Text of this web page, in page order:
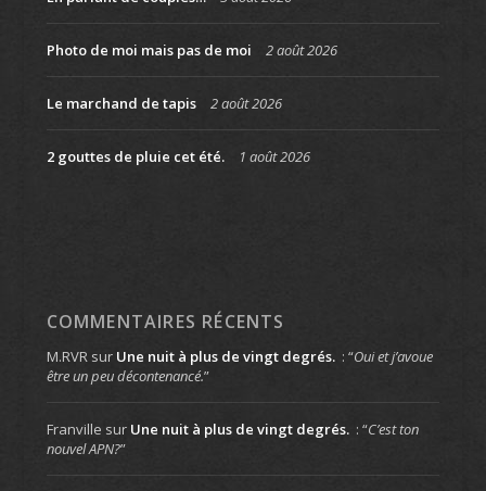
Photo de moi mais pas de moi 2 août 2026
Le marchand de tapis 2 août 2026
2 gouttes de pluie cet été. 1 août 2026
COMMENTAIRES RÉCENTS
M.RVRsur Une nuit à plus de vingt degrés. : “Oui et j’avoue
être un peu décontenancé.”
Franville sur Une nuit à plus de vingt degrés. : “C’est ton
nouvel APN?”